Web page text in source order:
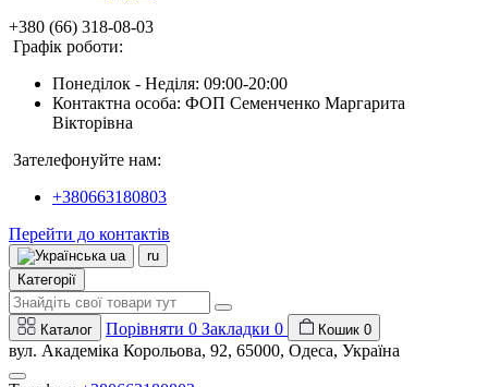
+380 (66) 318-08-03
Графік роботи:
Понеділок - Неділя: 09:00-20:00
Контактна особа: ФОП Семенченко Маргарита
Вікторівна
Зателефонуйте нам:
+380663180803
Перейти до контактів
ua
ru
Категорії
Каталог Порівняти 0 Закладки 0 Кошик 0
вул. Академіка Корольова, 92, 65000, Одеса, Україна